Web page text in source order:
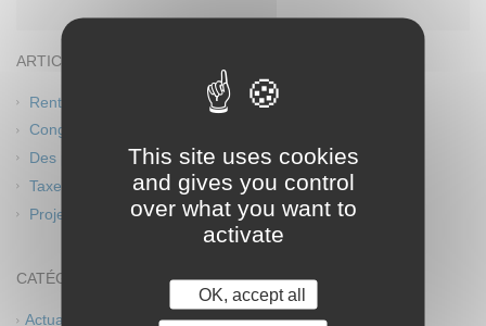
ARTICLES RÉCENTS
Rentrée scolaire 2026 Planning
Congés d’été – Fermeture du lycée
Des ponts entre l’Europe et l’Afrique
Taxe d’apprentissage 2026
Projet théâtre
CATÉGORIES
Actualités
This site uses cookies
and gives you control
over what you want to
activate
OK, accept all